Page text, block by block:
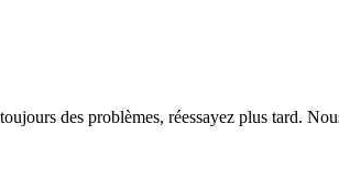
des problèmes, réessayez plus tard.